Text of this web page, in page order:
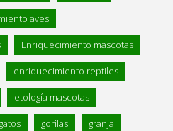
aves
Enriquecimiento mascotas
enriquecimiento reptiles
etología mascotas
gatos gorilas granja